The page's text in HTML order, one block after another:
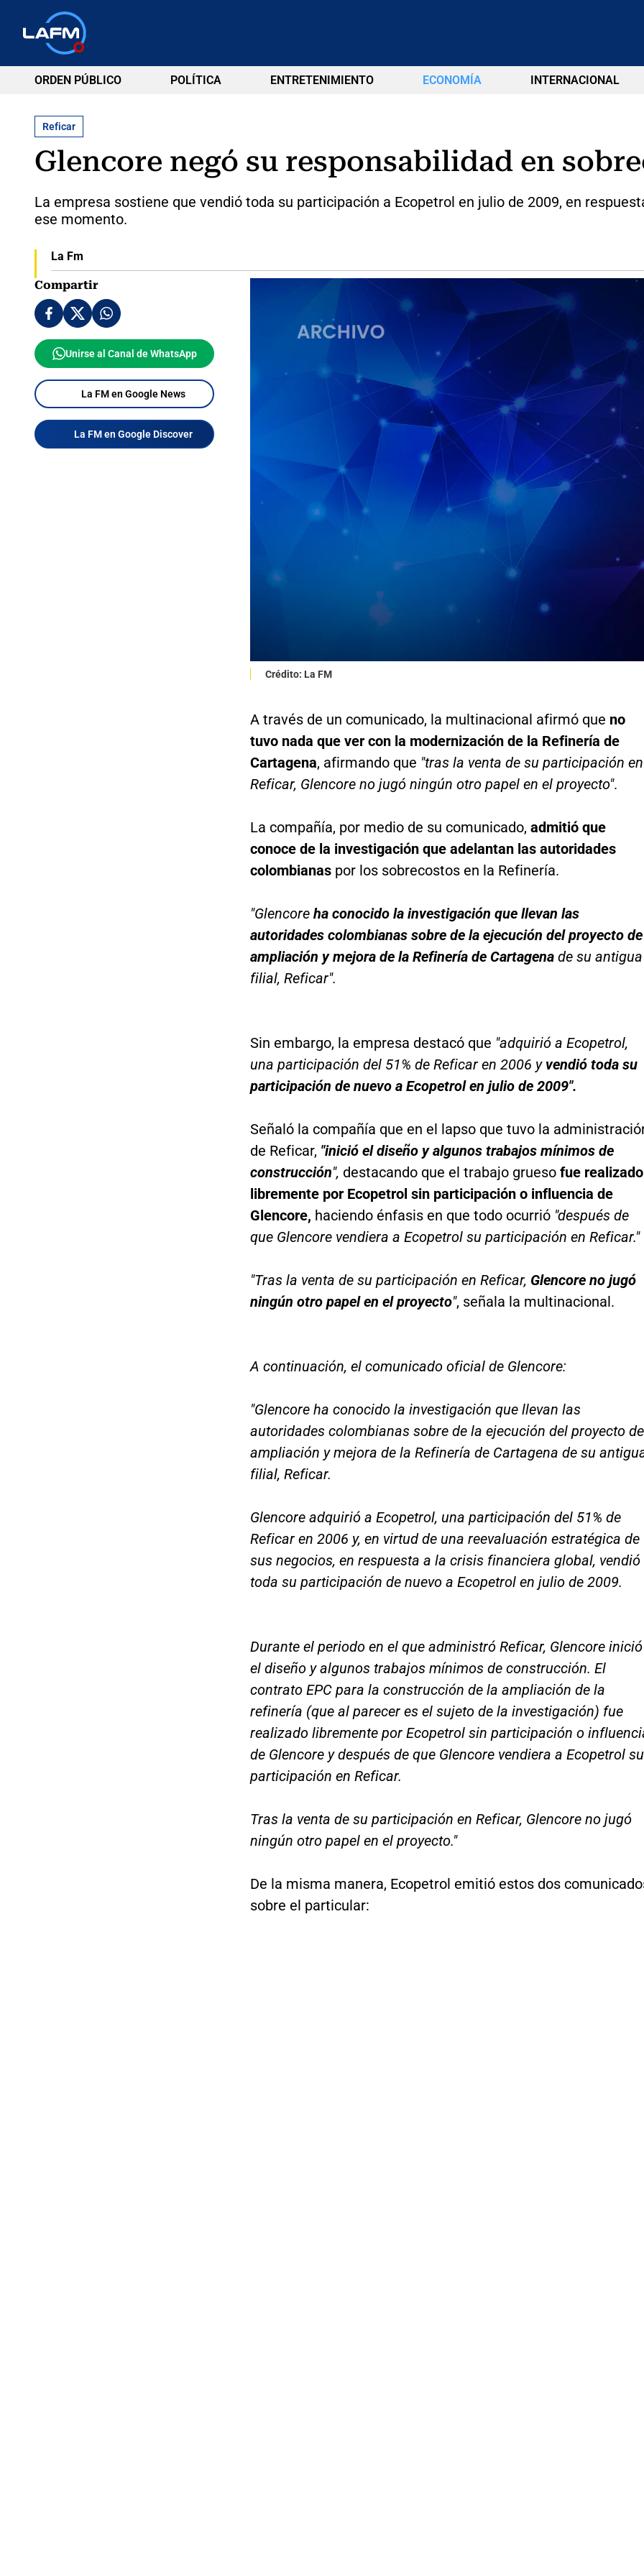
ORDEN PÚBLICO POLÍTICA ENTRETENIMIENTO ECONOMÍA INTERNACIONAL
Reficar
Glencore negó su responsabilidad en
La empresa sostiene que vendió toda su participación a Ecopetrol en julio de 2009, en
ese momento.
La Fm
Compartir
Unirse al Canal de WhatsApp
La FM en Google News
La FM en Google Discover
Crédito: La FM
A través de un comunicado, la multinacional afirmó que no
tuvo nada que ver con la modernización de la Refinería de
Cartagena, afirmando que "tras la venta de su participación en
Reficar, Glencore no jugó ningún otro papel en el proyecto".
La compañía, por medio de su comunicado, admitió que
conoce de la investigación que adelantan las autoridades
colombianas por los sobrecostos en la Refinería.
"Glencore ha conocido la investigación que llevan las
autoridades colombianas sobre de la ejecución del proyecto de
ampliación y mejora de la Refinería de Cartagenade su antigua
filial, Reficar".
Sin embargo, la empresa destacó que "adquirió a Ecopetrol,
una participación del 51% de Reficar en 2006 y vendió toda su
participación de nuevo a Ecopetrol en julio de 2009".
Señaló la compañía que en el lapso que tuvo la
de Reficar, "inició el diseño y algunos trabajos mínimos de
construcción", destacando que el trabajo grueso fue realizado
libremente por Ecopetrol sin participación o influencia de
Glencore, haciendo énfasis en que todo ocurrió "después de
que Glencore vendiera a Ecopetrol su participación en Reficar."
"Tras la venta de su participación en Reficar, Glencore no jugó
ningún otro papel en el proyecto", señala la multinacional.
A continuación, el comunicado oficial de Glencore:
"Glencore ha conocido la investigación que llevan las
autoridades colombianas sobre de la ejecución del proyecto de
ampliación y mejora de la Refinería de Cartagena de su
filial, Reficar.
Glencore adquirió a Ecopetrol, una participación del 51% de
Reficar en 2006 y, en virtud de una reevaluación estratégica de
sus negocios, en respuesta a la crisis financiera global, vendió
toda su participación de nuevo a Ecopetrol en julio de 2009.
Durante el periodo en el que administró Reficar, Glencore inició
el diseño y algunos trabajos mínimos de construcción. El
contrato EPC para la construcción de la ampliación de la
refinería (que al parecer es el sujeto de la investigación) fue
realizado libremente por Ecopetrol sin participación o
de Glencore y después de que Glencore vendiera a Ecopetrol su
participación en Reficar.
Tras la venta de su participación en Reficar, Glencore no jugó
ningún otro papel en el proyecto."
De la misma manera, Ecopetrol emitió estos dos
sobre el particular: